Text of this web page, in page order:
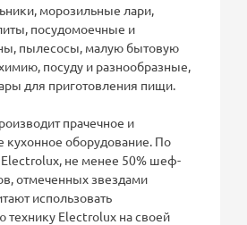
морозильные лари,
посудомоечные и
пылесосы, малую бытовую
посуду и разнообразные,
для приготовления пищи.
прачечное и
кухонное оборудование. По
не менее 50% шеф-
отмеченных звездами
использовать
технику Electrolux на своей